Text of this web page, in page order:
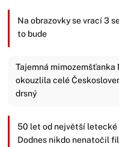
Na obrazovky se vrací 3
to bude
Tajemná mimozemšťanka
okouzlila celé
drsný
50 let od největší letecké
Dodnes nikdo nenatočil